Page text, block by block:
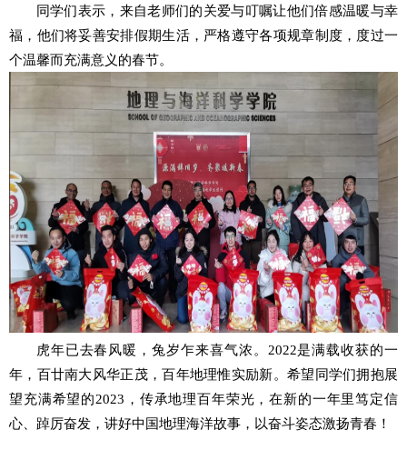
同学们表示，来自老师们的关爱与叮嘱让他们倍感温暖与幸
福，他们将妥善安排假期生活，严格遵守各项规章制度，度过一
个温馨而充满意义的春节。
虎年已去春风暖，兔岁乍来喜气浓。 2022是满载收获的一
年，百廿南大风华正茂，百年地理惟实励新。希望同学们拥抱展
望充满希望的2023 ，传承地理百年荣光，在新的一年里笃定信
心、踔厉奋发，讲好中国地理海洋故事，以奋斗姿态激扬青春！